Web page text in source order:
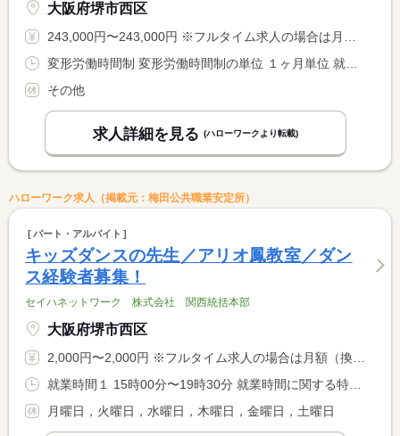
大阪府堺市西区
243,000円〜243,000円 ※フルタイム求人の場合は月額（換算額）、パート求人の場合は時間額を表示しています。
変形労働時間制 変形労働時間制の単位 １ヶ月単位 就業時間１ 10時30分〜19時30分 就業時間２ 10時00分〜19時00分 就業時間に関する特記事項 （１）平日 <BR> （２）土曜日・日曜日 <BR> １カ月単位の変形労働時間制の為、始終業時刻に変動あり <BR> 月平均労働時間１６６．７Ｈ
その他
求人詳細を見る (ハローワークより転載)
ハローワーク求人（掲載元：梅田公共職業安定所）
パート・アルバイト
キッズダンスの先生／アリオ鳳教室／ダン
ス経験者募集！
セイハネットワーク 株式会社 関西統括本部
大阪府堺市西区
2,000円〜2,000円 ※フルタイム求人の場合は月額（換算額）、パート求人の場合は時間額を表示しています。
就業時間１ 15時00分〜19時30分 就業時間に関する特記事項 日曜日
月曜日，火曜日，水曜日，木曜日，金曜日，土曜日